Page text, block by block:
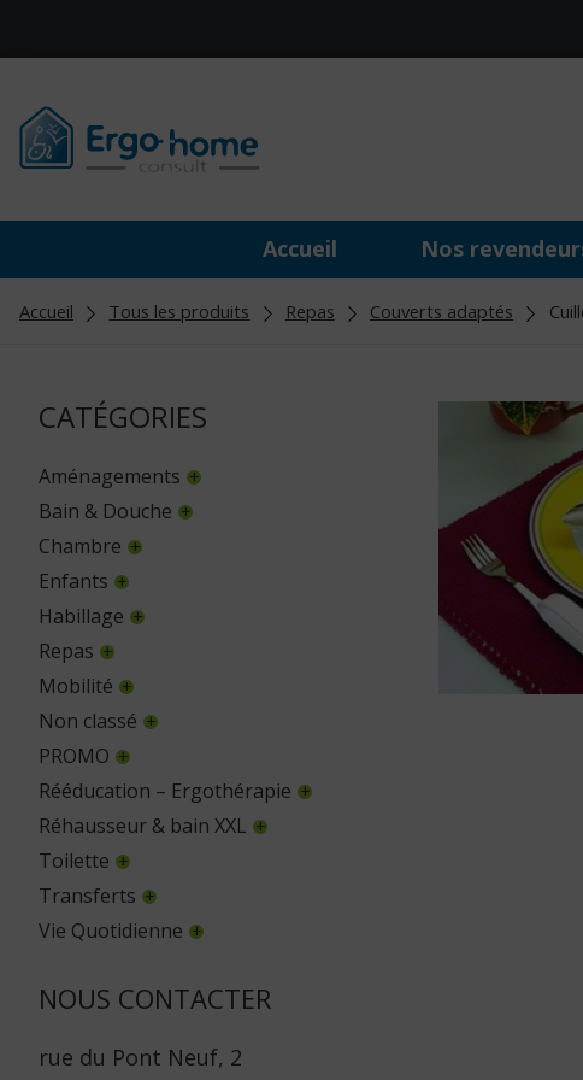
Accueil Nos
Accueil Tous les produits Repas Couverts adaptés
CATÉGORIES
Aménagements
Bain & Douche
Chambre
Enfants
Habillage
Repas
Mobilité
Non classé
PROMO
Rééducation – Ergothérapie
Réhausseur & bain XXL
Toilette
Transferts
Vie Quotidienne
NOUS CONTACTER
rue du Pont Neuf, 2